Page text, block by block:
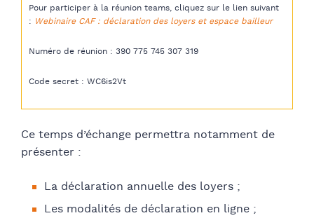
Pour participer à la réunion teams, cliquez sur le lien suivant
: Webinaire CAF : déclaration des loyers et espace bailleur
Numéro de réunion : 390 775 745 307 319
Code secret : WC6is2Vt
Ce temps d’échange permettra notamment de
présenter :
La déclaration annuelle des loyers ;
Les modalités de déclaration en ligne ;